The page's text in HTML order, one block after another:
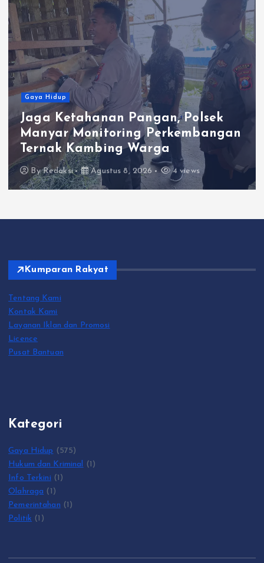
Gaya Hidup
Jaga Ketahanan Pangan, Polsek
Manyar Monitoring Perkembangan
Ternak Kambing Warga
ByRedaksi Agustus 8, 2026 4 views
Kumparan Rakyat
Tentang Kami
Kontak Kami
Layanan Iklan dan Promosi
Licence
Pusat Bantuan
Kategori
Gaya Hidup (575)
Hukum dan Kriminal (1)
Info Terkini (1)
Olahraga (1)
Pemerintahan (1)
Politik (1)